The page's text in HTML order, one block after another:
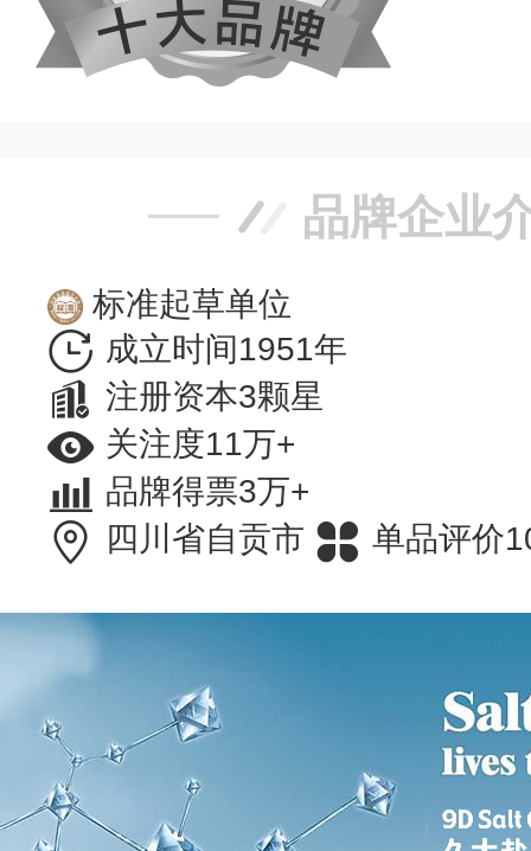
品牌企业
标准起草单位
成立时间1951年
注册资本3颗星
关注度11万+
品牌得票3万+
四川省自贡市
单品评价